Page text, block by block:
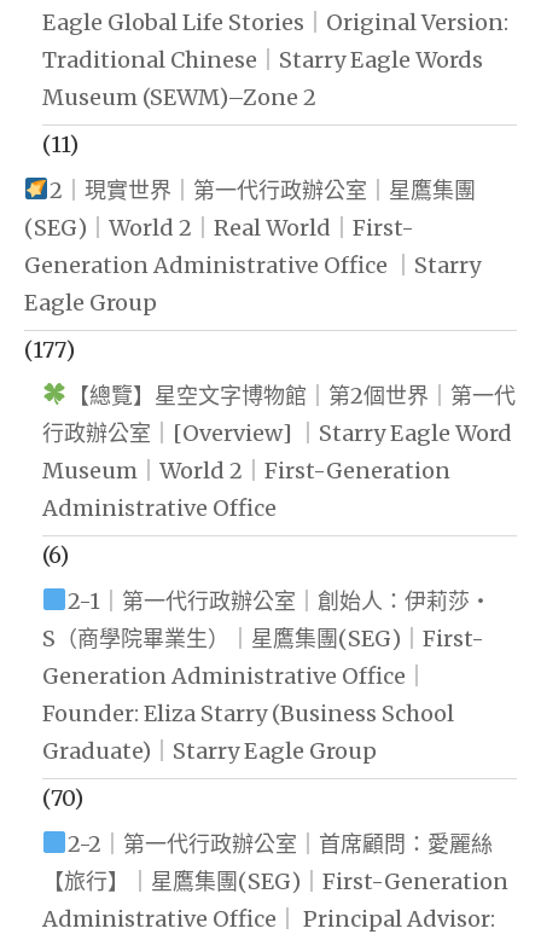
Eagle Global Life Stories｜Original Version:
Traditional Chinese｜Starry Eagle Words
Museum (SEWM)–Zone 2
(11)
2｜現實世界｜第一代行政辦公室｜星鷹集團
(SEG)｜World 2｜Real World｜First-
Generation Administrative Office ｜Starry
Eagle Group
(177)
【總覽】星空文字博物館｜第2個世界｜第一代
行政辦公室｜[Overview] ｜Starry Eagle Word
Museum｜World 2｜First-Generation
Administrative Office
(6)
2-1｜第一代行政辦公室｜創始人：伊莉莎・
S（商學院畢業生）｜星鷹集團(SEG)｜First-
Generation Administrative Office｜
Founder: Eliza Starry (Business School
Graduate)｜Starry Eagle Group
(70)
2-2｜第一代行政辦公室｜首席顧問：愛麗絲
【旅行】｜星鷹集團(SEG)｜First-Generation
Administrative Office｜ Principal Advisor: